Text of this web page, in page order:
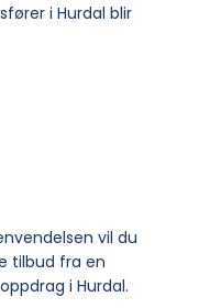
i Hurdal blir
vil du
tilbud fra en
i Hurdal.